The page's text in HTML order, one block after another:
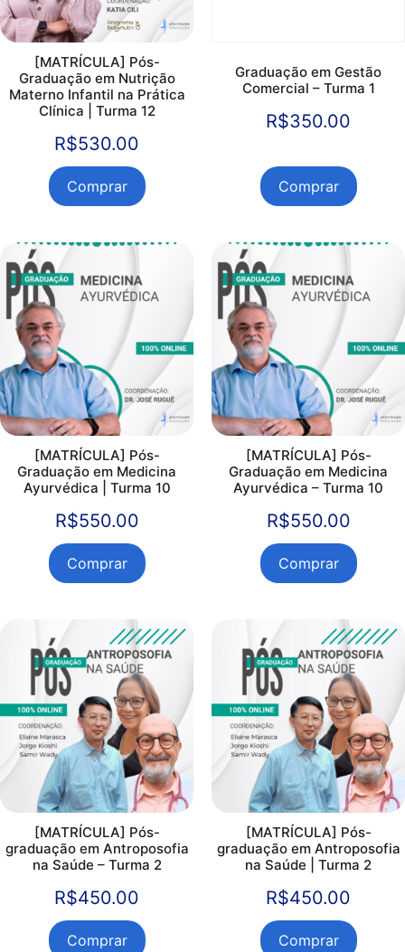
[MATRÍCULA] Pós-
Graduação em Nutrição
Materno Infantil na Prática
Clínica | Turma 12
R$530.00
Comprar
Graduação em Gestão
Comercial – Turma 1
R$350.00
Comprar
[MATRÍCULA] Pós-
Graduação em Medicina
Ayurvédica | Turma 10
R$550.00
Comprar
[MATRÍCULA] Pós-
Graduação em Medicina
Ayurvédica – Turma 10
R$550.00
Comprar
[MATRÍCULA] Pós-
graduação em Antroposofia
na Saúde – Turma 2
R$450.00
Comprar
[MATRÍCULA] Pós-
graduação em Antroposofia
na Saúde | Turma 2
R$450.00
Comprar